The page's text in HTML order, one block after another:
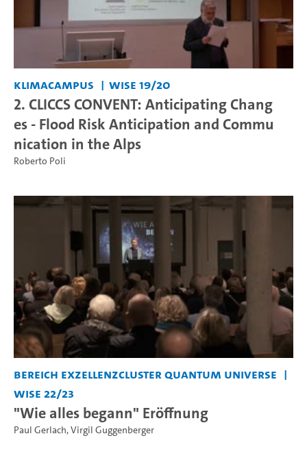
KlimaCampus WiSe 19/20
2. CLICCS CONVENT: Anticipating Chang
es - Flood Risk Anticipation and Commu
nication in the Alps
Roberto Poli
Bereich Exzellenzcluster Quantum Universe
WiSe 22/23
"Wie alles begann" Eröffnung
Paul Gerlach,Virgil Guggenberger